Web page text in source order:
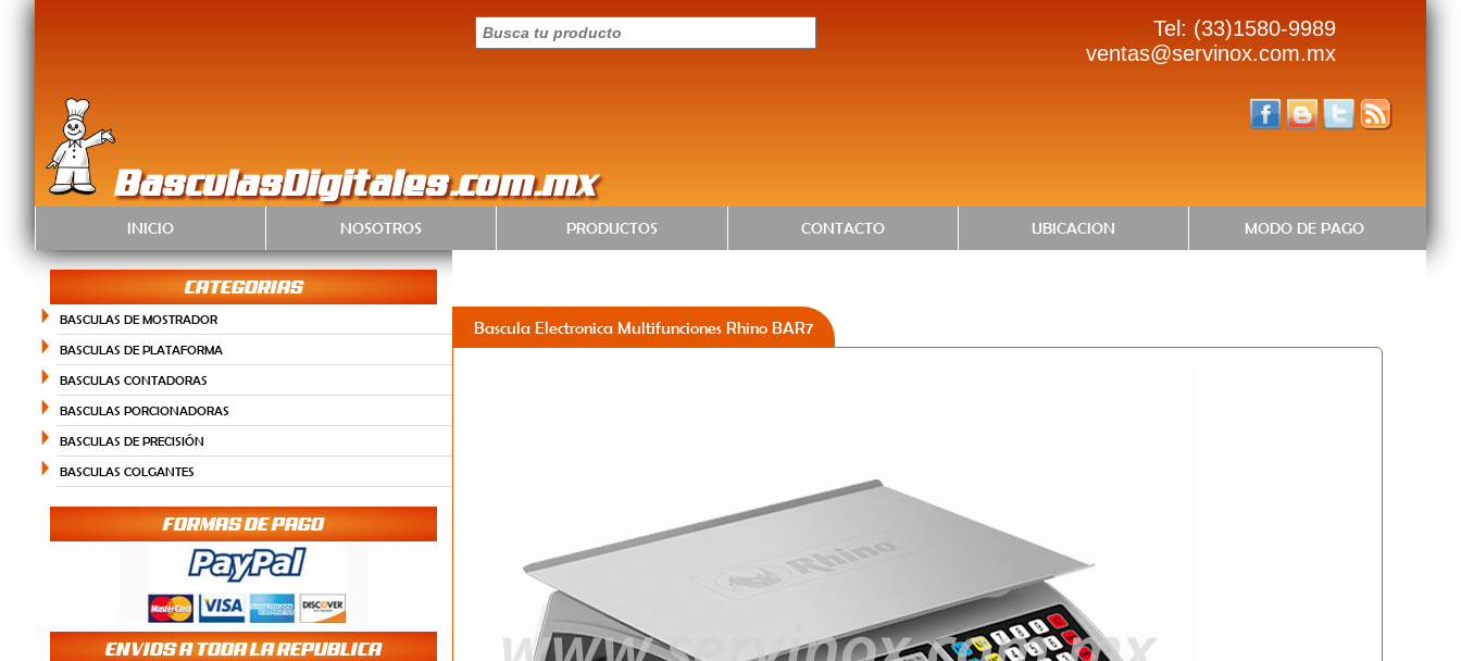
Tel: (33)1580-9989
ventas@servinox.com.mx
BasculasDigitales.com.mx
INICIO NOSOTROS PRODUCTOS CONTACTO UBICACION MODO DE PAGO
CATEGORIAS
BASCULAS DE MOSTRADOR
BASCULAS DE PLATAFORMA
BASCULAS CONTADORAS
BASCULAS PORCIONADORAS
BASCULAS DE PRECISIÓN
BASCULAS COLGANTES
FORMAS DE PAGO
ENVIOS A TODA LA REPUBLICA
Bascula Electronica Multifunciones Rhino BAR7